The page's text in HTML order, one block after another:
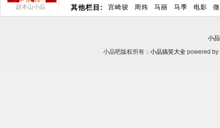
赵本山小品 其他栏目: 宫崎骏 周炜 马丽 马季 电影
小
小品吧版权所有： 小品搞笑大全 powered by